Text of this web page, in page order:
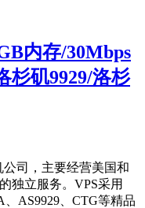
内存/30Mbps
杉矶9929/洛杉
公司，主要经营美国和
独立服务。VPS采用
AS9929、CTG等精品